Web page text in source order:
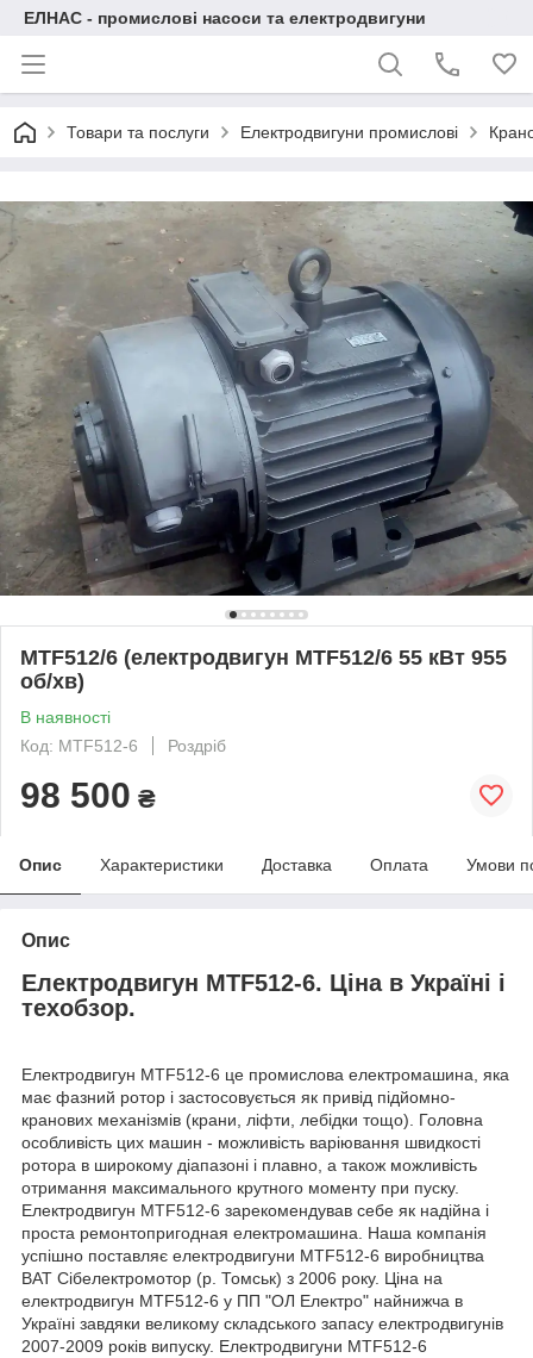
ЕЛНАС - промислові насоси та електродвигуни
Товари та послуги Електродвигуни промислові
MTF512/6 (електродвигун MTF512/6 55 кВт 955
об/хв)
В наявності
Код: MTF512-6
Роздріб
98 500 ₴
Опис Характеристики Доставка Оплата Умови
Опис
Електродвигун MTF512-6. Ціна в Україні і
техобзор.
Електродвигун MTF512-6 це промислова електромашина, яка
має фазний ротор і застосовується як привід підйомно-
кранових механізмів (крани, ліфти, лебідки тощо). Головна
особливість цих машин - можливість варіювання швидкості
ротора в широкому діапазоні і плавно, а також можливість
отримання максимального крутного моменту при пуску.
Електродвигун MTF512-6 зарекомендував себе як надійна і
проста ремонтопригодная електромашина. Наша компанія
успішно поставляє електродвигуни MTF512-6 виробництва
ВАТ Сібелектромотор (р. Томськ) з 2006 року. Ціна на
електродвигун MTF512-6 у ПП "ОЛ Електро" найнижча в
Україні завдяки великому складського запасу електродвигунів
2007-2009 років випуску. Електродвигуни MTF512-6